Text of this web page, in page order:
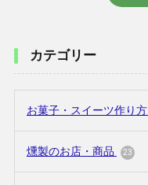
カテゴリー
お菓子・スイーツ作り方
燻製のお店・商品 23